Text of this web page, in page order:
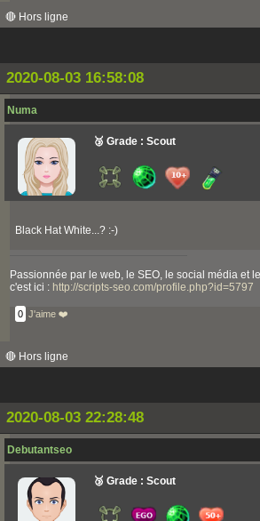
🔴 Hors ligne
2020-08-03 16:58:08
Numa
🥉 Grade : Scout
Black Hat White...? :-)
Passionnée par le web, le SEO, le social média et
c'est ici : http://scripts-seo.com/profile.php?id=5797
0 J'aime ❤️
🔴 Hors ligne
2020-08-03 22:28:48
Debutantseo
🥉 Grade : Scout